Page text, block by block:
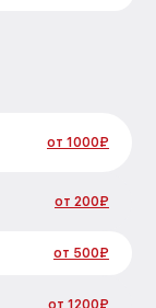
от 1000₽
от 200₽
от 500₽
от 1200₽